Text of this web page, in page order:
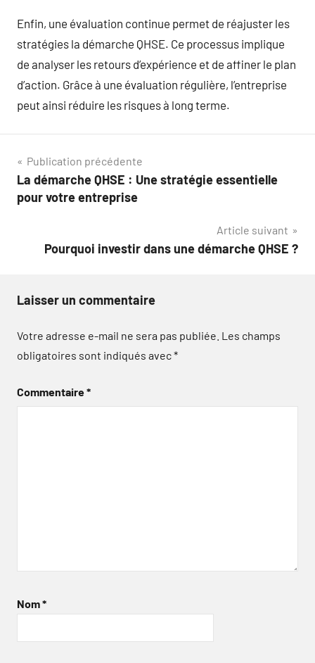
Enfin, une évaluation continue permet de réajuster les
stratégies la démarche QHSE. Ce processus implique
de analyser les retours d’expérience et de affiner le plan
d’action. Grâce à une évaluation régulière, l’entreprise
peut ainsi réduire les risques à long terme.
Navigation
de
Publication précédente
La démarche QHSE : Une stratégie essentielle
pour votre entreprise
Article suivant
Pourquoi investir dans une démarche QHSE ?
Laisser un commentaire
Votre adresse e-mail ne sera pas publiée. Les champs
obligatoires sont indiqués avec*
Commentaire*
Nom*